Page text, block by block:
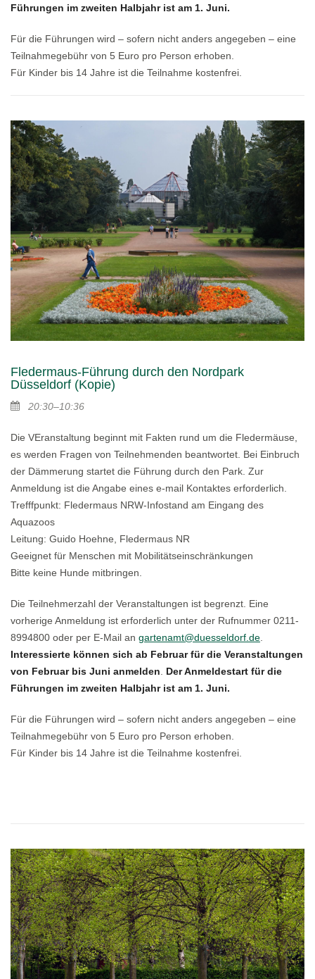
Führungen im zweiten Halbjahr ist am 1. Juni.
Für die Führungen wird – sofern nicht anders angegeben – eine
Teilnahmegebühr von 5 Euro pro Person erhoben.
Für Kinder bis 14 Jahre ist die Teilnahme kostenfrei.
Fledermaus-Führung durch den Nordpark
Düsseldorf (Kopie)
20:30–10:36
Die VEranstaltung beginnt mit Fakten rund um die Fledermäuse,
es werden Fragen von Teilnehmenden beantwortet. Bei Einbruch
der Dämmerung startet die Führung durch den Park. Zur
Anmeldung ist die Angabe eines e-mail Kontaktes erforderlich.
Trefffpunkt: Fledermaus NRW-Infostand am Eingang des
Aquazoos
Leitung: Guido Hoehne, Fledermaus NR
Geeignet für Menschen mit Mobilitätseinschränkungen
Bitte keine Hunde mitbringen.
Die Teilnehmerzahl der Veranstaltungen ist begrenzt. Eine
vorherige Anmeldung ist erforderlich unter der Rufnummer 0211-
8994800 oder per E-Mail an gartenamt@duesseldorf.de
Interessierte können sich ab Februar für die Veranstaltungen
von Februar bis Juni anmelden
Der Anmeldestart für die
Führungen im zweiten Halbjahr ist am 1. Juni.
Für die Führungen wird – sofern nicht anders angegeben – eine
Teilnahmegebühr von 5 Euro pro Person erhoben.
Für Kinder bis 14 Jahre ist die Teilnahme kostenfrei.